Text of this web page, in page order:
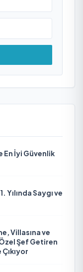
En İyi Güvenlik
Yılında Saygı ve
Villasına ve
Şef Getiren